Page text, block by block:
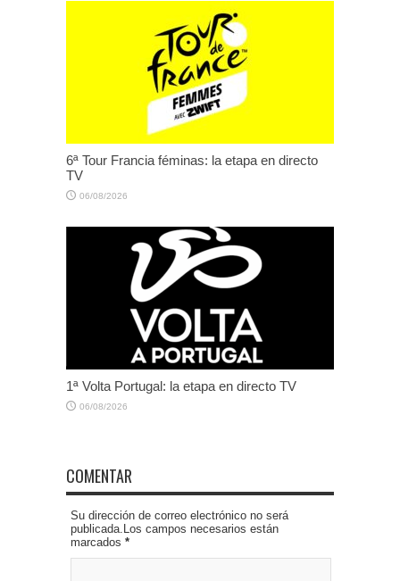
6ª Tour Francia féminas: la etapa en directo
TV
06/08/2026
1ª Volta Portugal: la etapa en directo TV
06/08/2026
COMENTAR
Su dirección de correo electrónico no será
publicada.Los campos necesarios están
marcados *